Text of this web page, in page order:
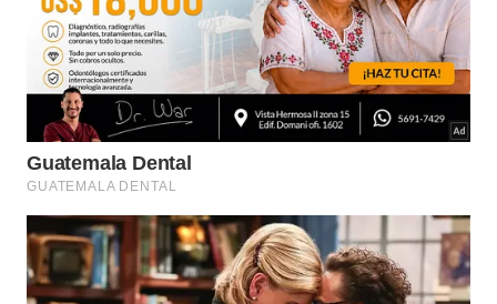
Trituração:já secas, esmague com as mãos,
pilão ou processe em liquidificador; pedaços
maiores formam barreira áspera, e o pó fino é útil
misturado ao solo.
Na aplicação, espalhe uma camada decasca de ovo
moída ao redor da base das plantas, formando um
periodicamente, pois chuva, irrigação e
decomposição quebram os pedaços, que acabam
se incorporando ao solo com o tempo.